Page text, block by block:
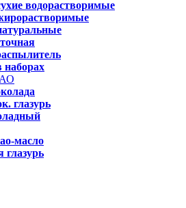
водорастворимые
наборах
глазурь
масло